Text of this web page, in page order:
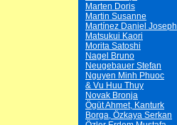
Marten Doris
Martin Susanne
Martínez Daniel Joseph
Matsukui Kaori
Morita Satoshi
Nagel Bruno
Neugebauer Stefan
Nguyen Minh Phuoc
& Vu Huu Thuy
Novak Bronja
Ögüt Ahmet, Kanturk
Borga, Özkaya Serkan